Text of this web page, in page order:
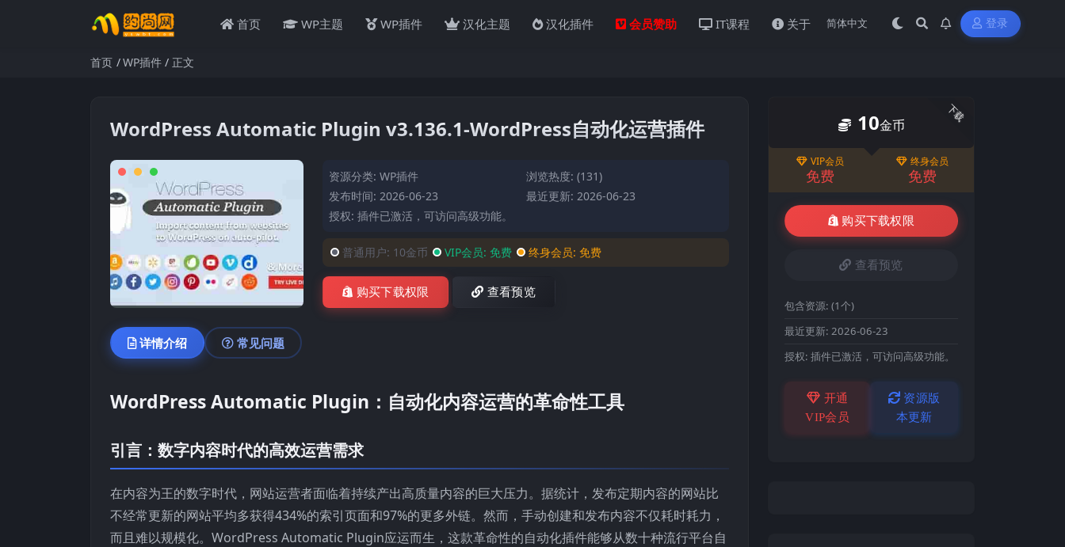
首页 WP主题 WP插件 汉化主题 汉化插件 会员赞助 IT课程 关于 登录
首页 WP插件 正文
WordPress Automatic Plugin v3.136.1-WordPress自动化运营插件
资源分类:WP插件
浏览热度: (131)
发布时间: 2026-06-23
最近更新: 2026-06-23
授权: 插件已激活，可访问高级功能。
普通用户: 10金币 VIP会员: 免费 终身会员:免费
购买下载权限 查看预览
详情介绍 常见问题
WordPress Automatic Plugin：自动化内容运营的革命性工具
引言：数字内容时代的高效运营需求
在内容为王的数字时代，网站运营者面临着持续产出高质量内容的巨大压力。据统计，发布定期内容的网站比
不经常更新的网站平均多获得434%的索引页面和97%的更多外链。然而，手动创建和发布内容不仅耗时耗力，
而且难以规模化。WordPress Automatic Plugin应运而生，这款革命性的自动化插件能够从数十种流行平台自
下载
10金币
VIP会员
免费
终身会员
免费
购买下载权限
查看预览
包含资源: (1个)
最近更新: 2026-06-23
授权: 插件已激活，可访问高级功能。
开通
VIP会员
资源版
本更新